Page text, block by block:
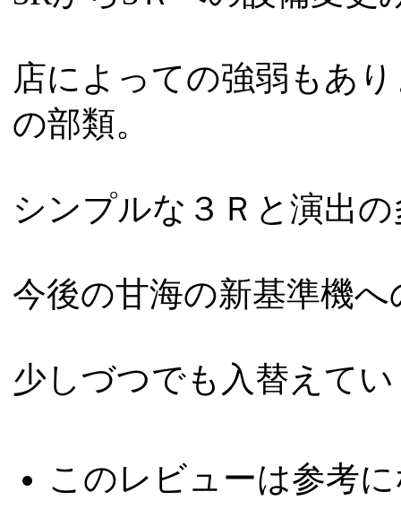
店によっての強弱もあ
の部類。
シンプルな３Ｒと演出
今後の甘海の新基準機
少しづつでも入替えて
このレビューは参考